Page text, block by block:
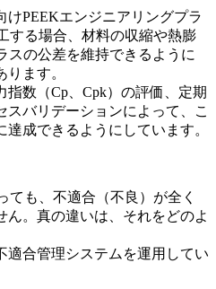
けPEEKエンジニアリングプラ
する場合、材料の収縮や熱膨
スの公差を維持できるように
ます。
数（Cp、Cpk）の評価、定期
スバリデーションによって、こ
成できるようにしています。
ても、不適合（不良）が全く
。真の違いは、それをどのよ
適合管理システムを運用してい